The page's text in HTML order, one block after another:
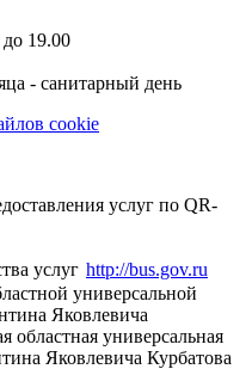
19.00
- санитарный день
cookie
услуг по QR-
http://bus.gov.ru
универсальной
Яковлевича
областная универсальная
Яковлевича Курбатова